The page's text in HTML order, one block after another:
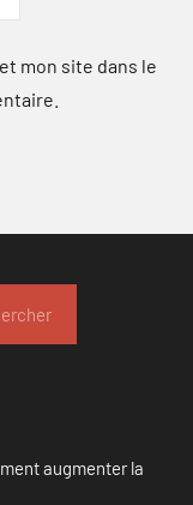
mon site dans le
augmenter la